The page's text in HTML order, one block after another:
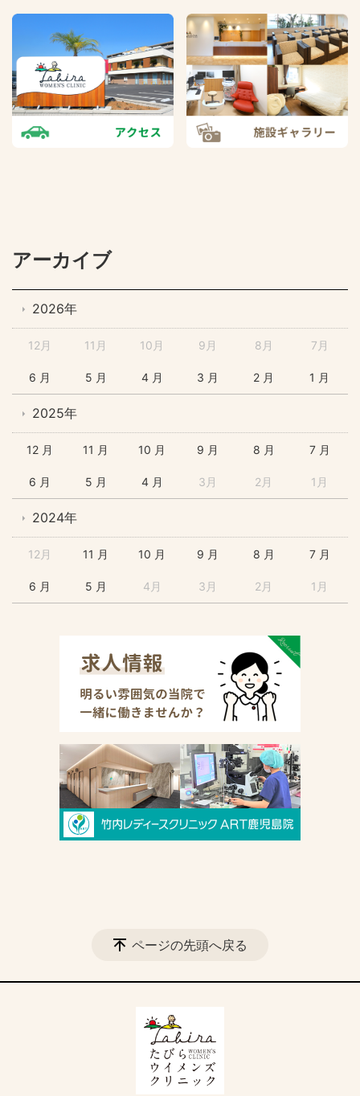
アーカイブ
2026年
12月 11月 10月 9月 8月 7月
6 月 5 月 4 月 3 月 2 月 1 月
2025年
12 月 11 月 10 月 9 月 8 月 7 月
6 月 5 月 4 月 3月 2月 1月
2024年
12月 11 月 10 月 9 月 8 月 7 月
6 月 5 月 4月 3月 2月 1月
ページの先頭へ戻る